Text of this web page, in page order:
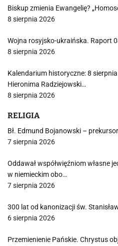
Biskup zmienia Ewangelię?
8 sierpnia 2026
Wojna rosyjsko-ukraińska. Raport
8 sierpnia 2026
Kalendarium historyczne: 8
Hieronima Radziejowski…
8 sierpnia 2026
RELIGIA
Bł. Edmund Bojanowski –
7 sierpnia 2026
Oddawał współwięźniom własne
w niemieckim obo…
7 sierpnia 2026
300 lat od kanonizacji św.
6 sierpnia 2026
Przemienienie Pańskie. Chrystus